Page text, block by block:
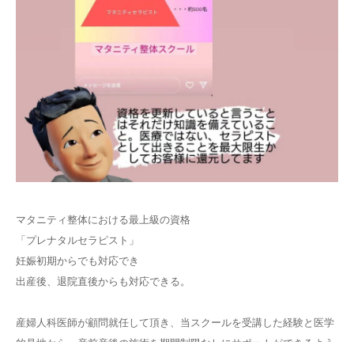
マタニティ整体における最上級の資格
「プレナタルセラピスト」
妊娠初期からでも対応でき
出産後、退院直後からも対応できる。
産婦人科医師が顧問就任して頂き、当スクールを受講した経験と医学